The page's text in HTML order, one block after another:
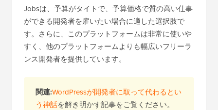
Jobsは、予算がタイトで、予算価格で質の高い仕事
ができる開発者を雇いたい場合に適した選択肢で
す。さらに、このプラットフォームは非常に使いや
すく、他のプラットフォームよりも幅広いフリーラ
ンス開発者を提供しています。
関連:WordPressが開発者に取って代わるとい
う神話を解き明かす記事をご覧ください。